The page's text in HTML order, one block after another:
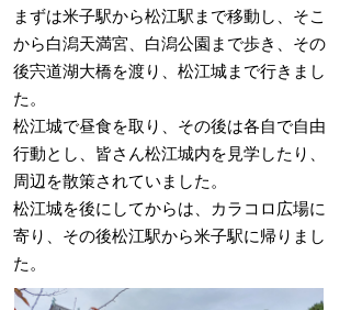
まずは米子駅から松江駅まで移動し、そこ
から白潟天満宮、白潟公園まで歩き、その
後宍道湖大橋を渡り、松江城まで行きまし
た。
松江城で昼食を取り、その後は各自で自由
行動とし、皆さん松江城内を見学したり、
周辺を散策されていました。
松江城を後にしてからは、カラコロ広場に
寄り、その後松江駅から米子駅に帰りまし
た。